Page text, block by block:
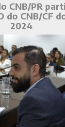
CNB/PR
do CNB/CF
2024